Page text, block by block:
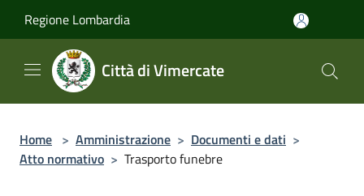
Regione Lombardia
Città di Vimercate
Home > Amministrazione > Documenti e dati >
Atto normativo > Trasporto funebre